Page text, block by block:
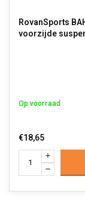
RovanSports
voorzijde
Op voorraad
€18,65